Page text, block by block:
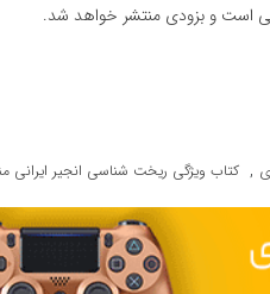
است و بزودی منتشر خواهد شد.
, کتاب ویژگی ریخت شناسی انجیر ایرانی